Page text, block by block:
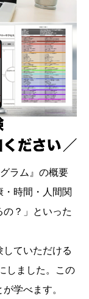
ラム』の概要
時間・人間関
？」といった
ていただける
しました。この
学べます。